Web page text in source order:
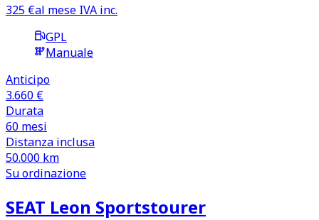
325 €al mese IVA inc.
GPL
Manuale
Anticipo
3.660 €
Durata
60 mesi
Distanza inclusa
50.000 km
Su ordinazione
SEAT Leon Sportstourer